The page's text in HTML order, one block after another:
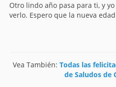
Otro lindo año pasa para ti, y
verlo. Espero que la nueva
Vea También: Todas las
de Saludos de